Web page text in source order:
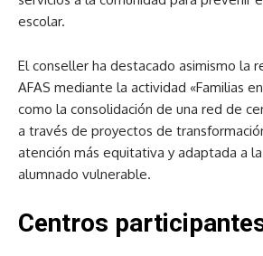
escolar.
El conseller ha destacado asimismo la
AFAS mediante la actividad «Familias
como la consolidación de una red de
a través de proyectos de
atención más equitativa y adaptada a
alumnado vulnerable.
Centros